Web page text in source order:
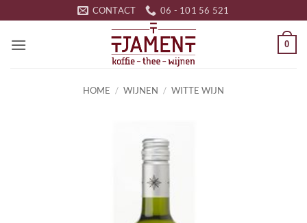
naar
inhoud
CONTACT 06 - 101 56 521
0
HOME / WIJNEN / WITTE WIJN